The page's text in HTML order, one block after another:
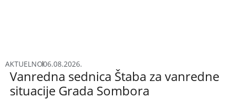
AKTUELNO06.08.2026.
Vanredna sednica Štaba za vanredne
situacije Grada Sombora